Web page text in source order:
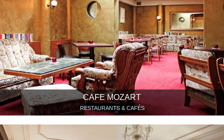
CAFE MOZART
RESTAURANTS & CAFÉS